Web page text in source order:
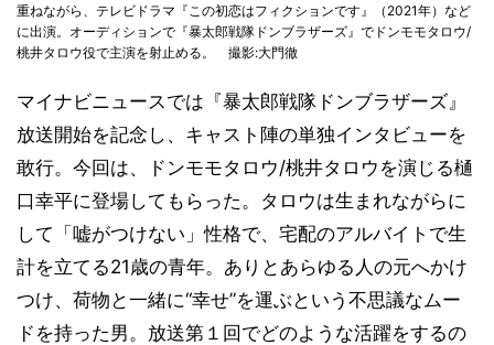
重ねながら、テレビドラマ『この初恋はフィクションです』（2021年）など
に出演。オーディションで『暴太郎戦隊ドンブラザーズ』でドンモモタロウ/
桃井タロウ役で主演を射止める。 撮影:大門徹
マイナビニュースでは『暴太郎戦隊ドンブラザーズ』
放送開始を記念し、キャスト陣の単独インタビューを
敢行。今回は、ドンモモタロウ/桃井タロウを演じる樋
口幸平に登場してもらった。タロウは生まれながらに
して「嘘がつけない」性格で、宅配のアルバイトで生
計を立てる21歳の青年。ありとあらゆる人の元へかけ
つけ、荷物と一緒に“幸せ”を運ぶという不思議なムー
ドを持った男。放送第１回でどのような活躍をするの